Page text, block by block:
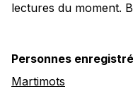
lectures du moment.
Personnes
Martimots